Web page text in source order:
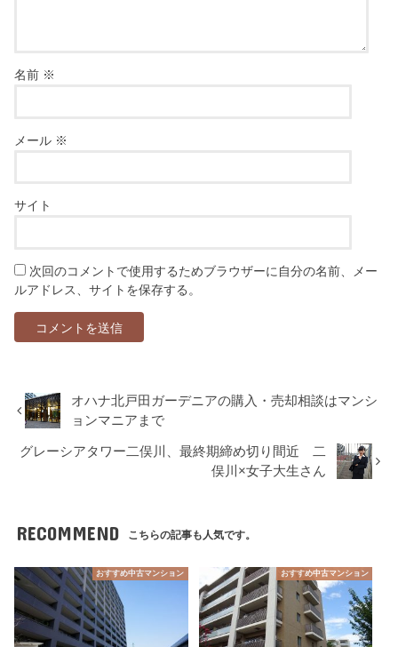
名前 ※
メール ※
サイト
次回のコメントで使用するためブラウザーに自分の名前、メー
ルアドレス、サイトを保存する。
オハナ北戸田ガーデニアの購入・売却相談はマンシ
ョンマニアまで
グレーシアタワー二俣川、最終期締め切り間近 二
俣川×女子大生さん
RECOMMEND こちらの記事も人気です。
おすすめ中古マンション おすすめ中古マンション